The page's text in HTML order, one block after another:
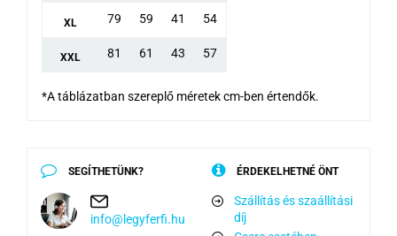
XL 79 59 41 54
XXL 81 61 43 57
*A táblázatban szereplő méretek cm-ben értendők.
SEGÍTHETÜNK?
info@legyferfi.hu
ÉRDEKELHETNÉ ÖNT
Szállítás és szaállítási
díj